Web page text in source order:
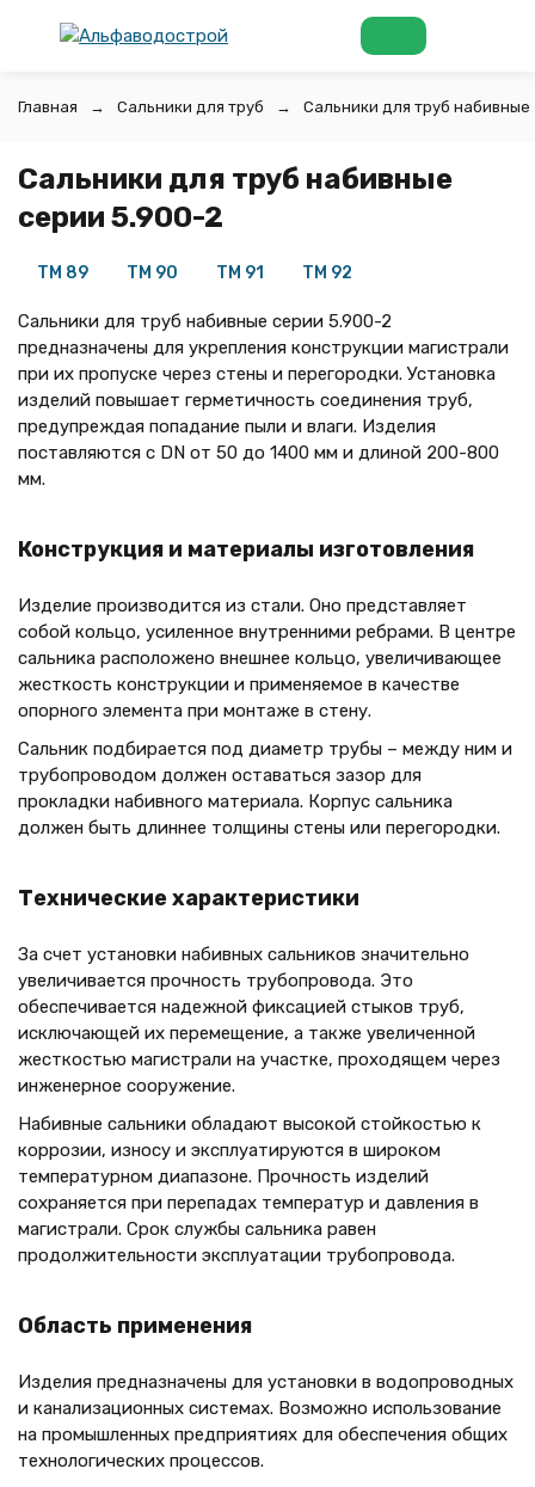
Главная Сальники для труб Сальники для труб набивные
Сальники для труб набивные
серии 5.900-2
ТМ 89 ТМ 90 ТМ 91 ТМ 92
Сальники для труб набивные серии 5.900-2
предназначены для укрепления конструкции магистрали
при их пропуске через стены и перегородки. Установка
изделий повышает герметичность соединения труб,
предупреждая попадание пыли и влаги. Изделия
поставляются с DN от 50 до 1400 мм и длиной 200-800
мм.
Конструкция и материалы изготовления
Изделие производится из стали. Оно представляет
собой кольцо, усиленное внутренними ребрами. В центре
сальника расположено внешнее кольцо, увеличивающее
жесткость конструкции и применяемое в качестве
опорного элемента при монтаже в стену.
Сальник подбирается под диаметр трубы – между ним и
трубопроводом должен оставаться зазор для
прокладки набивного материала. Корпус сальника
должен быть длиннее толщины стены или перегородки.
Технические характеристики
За счет установки набивных сальников значительно
увеличивается прочность трубопровода. Это
обеспечивается надежной фиксацией стыков труб,
исключающей их перемещение, а также увеличенной
жесткостью магистрали на участке, проходящем через
инженерное сооружение.
Набивные сальники обладают высокой стойкостью к
коррозии, износу и эксплуатируются в широком
температурном диапазоне. Прочность изделий
сохраняется при перепадах температур и давления в
магистрали. Срок службы сальника равен
продолжительности эксплуатации трубопровода.
Область применения
Изделия предназначены для установки в водопроводных
и канализационных системах. Возможно использование
на промышленных предприятиях для обеспечения общих
технологических процессов.